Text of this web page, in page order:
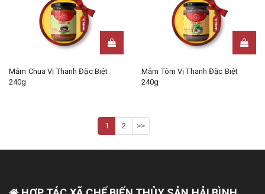
Mắm Chua Vị Thanh Đặc Biệt
240g
Mắm Tôm Vị Thanh Đặc Biệt
240g
1 2 >>